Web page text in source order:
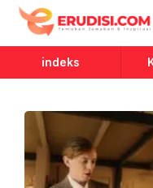
Erudisi
Temukan Jawaban
indeks